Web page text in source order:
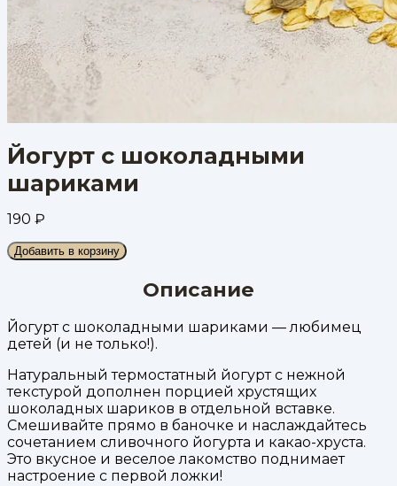
Йогурт с шоколадными
шариками
190 ₽
Добавить в корзину
Описание
Йогурт с шоколадными шариками — любимец
детей (и не только!).
Натуральный термостатный йогурт с нежной
текстурой дополнен порцией хрустящих
шоколадных шариков в отдельной вставке.
Смешивайте прямо в баночке и наслаждайтесь
сочетанием сливочного йогурта и какао-хруста.
Это вкусное и веселое лакомство поднимает
настроение с первой ложки!